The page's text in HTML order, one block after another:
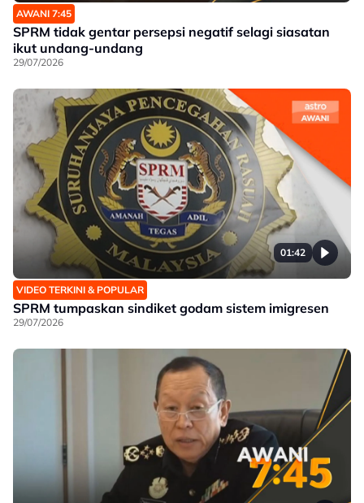
AWANI 7:45
SPRM tidak gentar persepsi negatif selagi siasatan
ikut undang-undang
29/07/2026
01:42
VIDEO TERKINI & POPULAR
SPRM tumpaskan sindiket godam sistem imigresen
29/07/2026